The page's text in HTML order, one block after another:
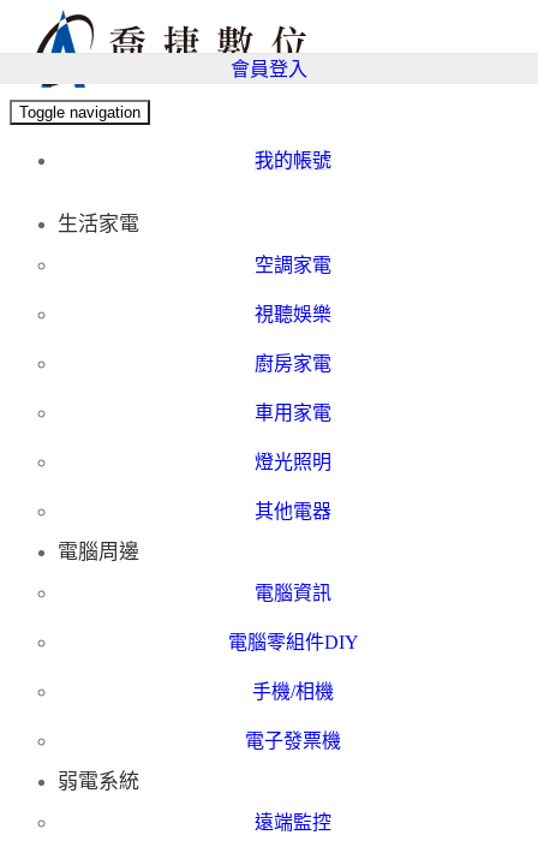
Toggle navigation
我的帳號
會員登入
生活家電
空調家電
視聽娛樂
廚房家電
車用家電
燈光照明
其他電器
電腦周邊
電腦資訊
電腦零組件DIY
手機/相機
電子發票機
弱電系統
遠端監控